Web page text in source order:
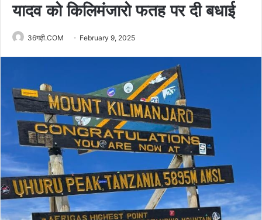
यादव को किलिमंजारो फतह पर दी बधाई
36गढ़ी.COM February 9, 2025